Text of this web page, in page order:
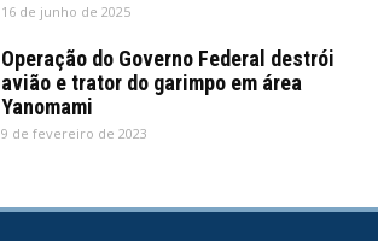
16 de junho de 2025
Operação do Governo Federal destrói
avião e trator do garimpo em área
Yanomami
9 de fevereiro de 2023